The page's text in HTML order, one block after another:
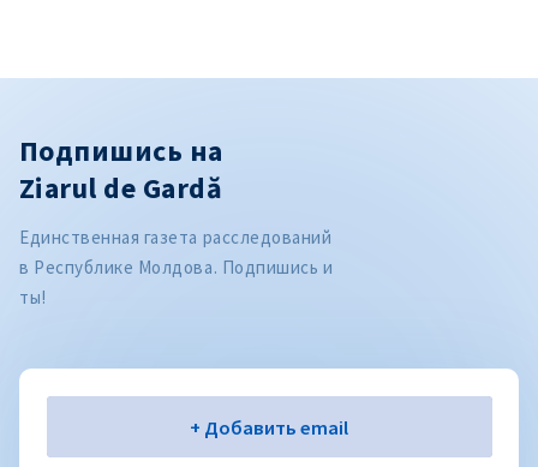
Подпишись на
Ziarul de Gardă
Единственная газета расследований
в Республике Молдова. Подпишись и
ты!
Электронная почта+ Добавить email